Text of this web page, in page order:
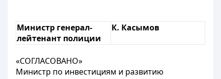
Министр генерал-
лейтенант полиции
К. Касымов
«СОГЛАСОВАНО»
Министр по инвестициям и развитию